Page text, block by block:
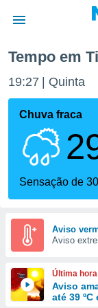
da
foi
fornecidas
a este
das
e
forma
digital
Tempo em
19:27 Quinta
Chuva fraca
Sensação de
Aviso
Aviso
Última hora
Aviso
até 39